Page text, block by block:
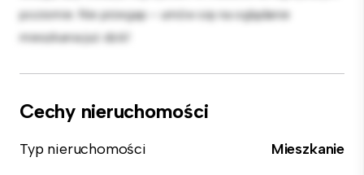
poziomie. Nie przegap – umów się na oglądanie
mieszkania już dziś!
Cechy nieruchomości
Typ nieruchomości
Mieszkanie